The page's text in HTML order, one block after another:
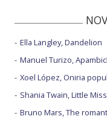
Ella Langley, Dandelion
Manuel Turizo,
Xoel López, Oniria
Shania Twain, Little
Bruno Mars, The